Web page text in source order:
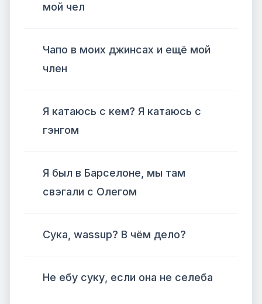
мой чел
Чапо в моих джинсах и ещё мой
член
Я катаюсь с кем? Я катаюсь с
гэнгом
Я был в Барселоне, мы там
свэгали с Олегом
Сука, wassup? В чём дело?
Не ебу суку, если она не селеба